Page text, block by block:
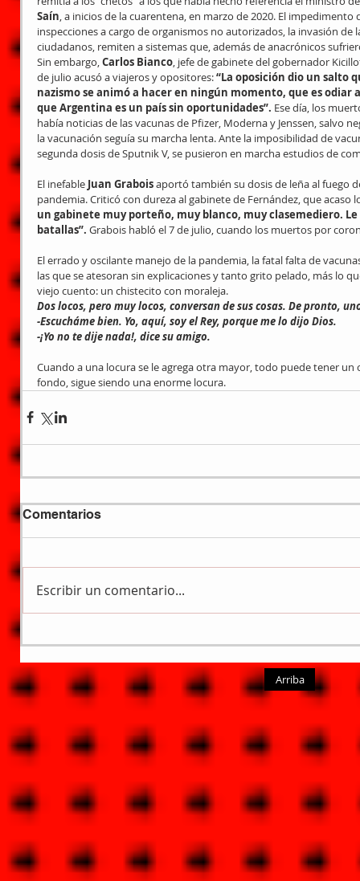
Saín, a inicios de la cuarentena, en marzo de 2020. El impedimento
inspecciones a cargo de organismos no autorizados, la invasión
ciudadanos, remiten a sistemas que, además de anacrónicos
Sin embargo, Carlos Bianco, jefe de gabinete del gobernador
de julio acusó a viajeros y opositores: “La oposición dio un salto
nazismo se animó a hacer en ningún momento, que es
que Argentina es un país sin oportunidades”. Ese día, los
había noticias de las vacunas de Pfizer, Moderna y Jenssen, salvo
la vacunación seguía su marcha lenta. Ante la imposibilidad de
segunda dosis de Sputnik V, se pusieron en marcha estudios de
El inefable Juan Grabois aportó también su dosis de leña al fuego
pandemia. Criticó con dureza al gabinete de Fernández, que acaso
un gabinete muy porteño, muy blanco, muy clasemediero.
batallas”. Grabois habló el 7 de julio, cuando los muertos por
El errado y oscilante manejo de la pandemia, la fatal falta de
las que se atesoran sin explicaciones y tanto grito pelado, más lo
viejo cuento: un chistecito con moraleja.
Dos locos, pero muy locos, conversan de sus cosas. De pronto,
-Escucháme bien. Yo, aquí, soy el Rey, porque me lo dijo Dios.
-¡Yo no te dije nada!, dice su amigo.
Cuando a una locura se le agrega otra mayor, todo puede tener
fondo, sigue siendo una enorme locura.
Comentarios
Escribir un comentario...
Arriba